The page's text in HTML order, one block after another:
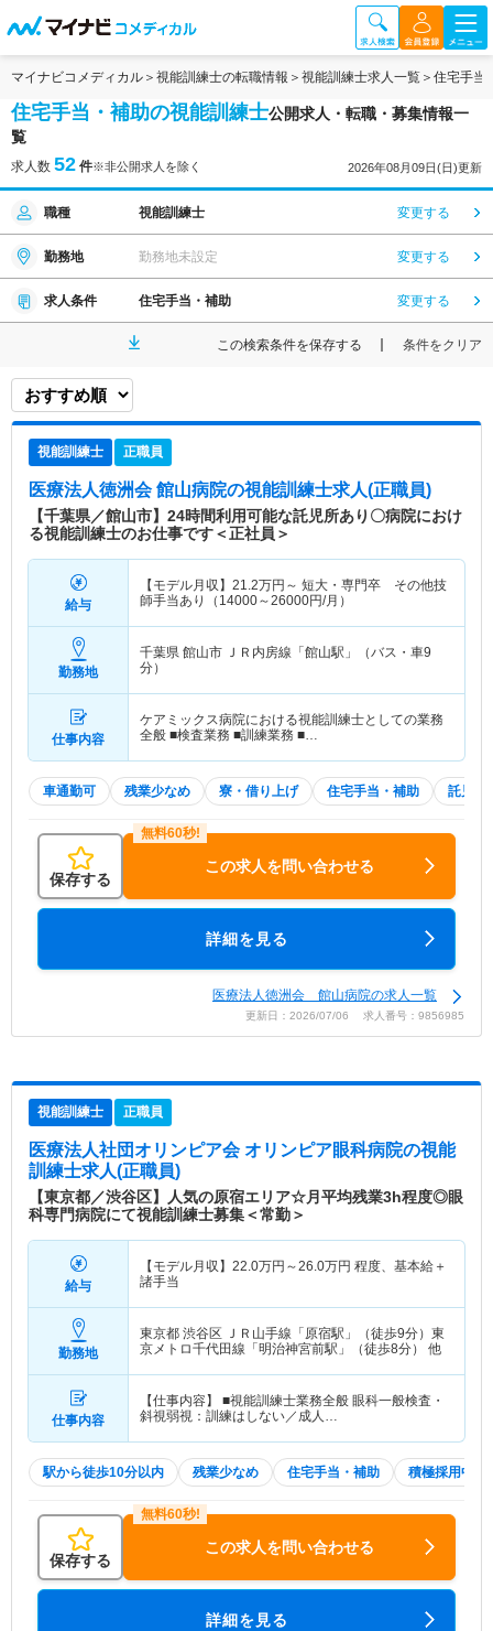
マイナビコメディカル 視能訓練士の転職情報 視能訓練士求人一覧 住宅手当
住宅手当・補助の視能訓練士公開求人・転職・募集情報一
覧
求人数 52 件※非公開求人を除く 2026年08月09日(日)更新
職種 視能訓練士 変更する
勤務地 勤務地未設定 変更する
求人条件 住宅手当・補助 変更する
この検索条件を保存する 条件をクリア
視能訓練士 正職員
医療法人徳洲会 館山病院の視能訓練士求人(正職員)
【千葉県／館山市】24時間利用可能な託児所あり〇病院におけ
る視能訓練士のお仕事です＜正社員＞
給与
【モデル月収】 21.2万円～ 短大・専門卒 その他技
師手当あり（14000～26000円/月）
勤務地
千葉県 館山市 ＪＲ内房線「館山駅」（バス・車9
分）
仕事内容
ケアミックス病院における視能訓練士としての業務
全般 ■検査業務 ■訓練業務 ■…
車通勤可 残業少なめ 寮・借り上げ 住宅手当・補助 託児所
保存する
この求人を問い合わせる
詳細を見る
医療法人徳洲会 館山病院の求人一覧
更新日：2026/07/06 求人番号：9856985
視能訓練士 正職員
医療法人社団オリンピア会 オリンピア眼科病院の視能
訓練士求人(正職員)
【東京都／渋谷区】人気の原宿エリア☆月平均残業3h程度◎眼
科専門病院にて視能訓練士募集＜常勤＞
給与
【モデル月収】 22.0万円～26.0万円 程度、基本給＋
諸手当
勤務地
東京都 渋谷区 ＪＲ山手線「原宿駅」（徒歩9分）東
京メトロ千代田線「明治神宮前駅」（徒歩8分） 他
仕事内容
【仕事内容】 ■視能訓練士業務全般 眼科一般検査・
斜視弱視：訓練はしない／成人…
駅から徒歩10分以内 残業少なめ 住宅手当・補助 積極採用中
保存する
この求人を問い合わせる
詳細を見る